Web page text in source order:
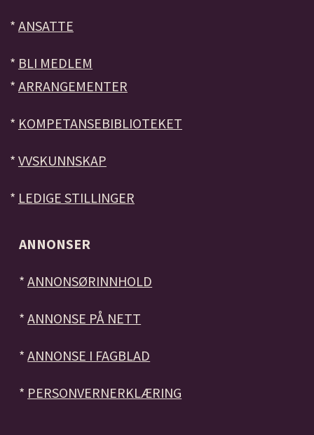
* ANSATTE
* BLI MEDLEM
* ARRANGEMENTER
* KOMPETANSEBIBLIOTEKET
* VVSKUNNSKAP
* LEDIGE STILLINGER
ANNONSER
*ANNONSØRINNHOLD
*ANNONSE PÅ NETT
*ANNONSE I FAGBLAD
* PERSONVERNERKLÆRING